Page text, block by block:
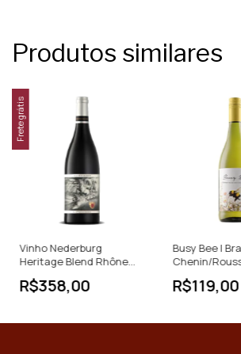
Produtos similares
Frete grátis
Vinho Nederburg
Heritage Blend Rhône
750ml África do Sul
R$358,00
Busy Bee |
Chenin/
África do Sul |
R$119,00